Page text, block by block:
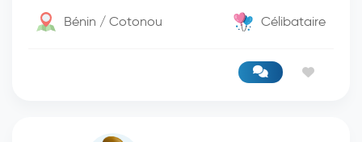
Bénin / Cotonou Célibataire